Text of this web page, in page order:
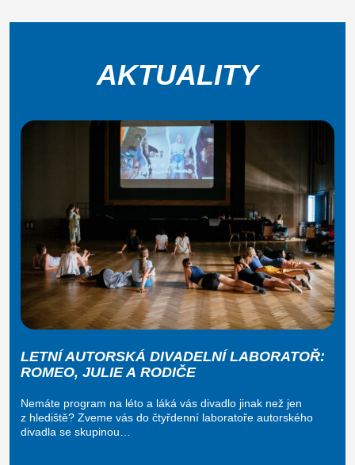
AKTUALITY
LETNÍ AUTORSKÁ DIVADELNÍ LABORATOŘ:
ROMEO, JULIE A RODIČE
Nemáte program na léto a láká vás divadlo jinak než jen
z hlediště? Zveme vás do čtyřdenní laboratoře autorského
divadla se skupinou…